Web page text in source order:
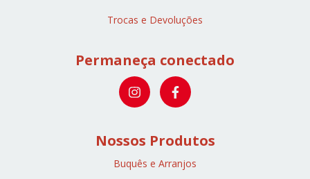
Trocas e Devoluções
Permaneça conectado
Nossos Produtos
Buquês e Arranjos